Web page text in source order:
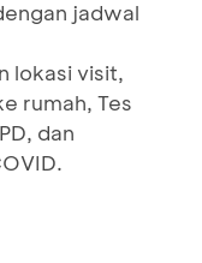
jadwal
lokasi visit,
rumah, Tes
dan